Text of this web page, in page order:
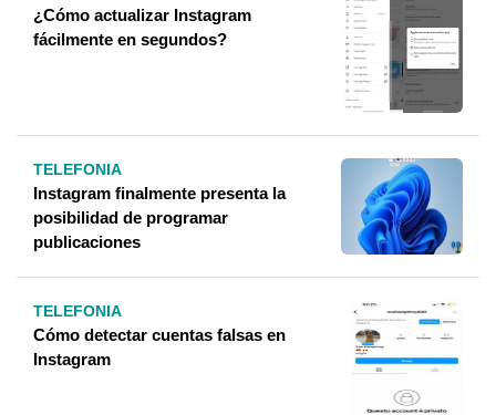
¿Cómo actualizar Instagram
fácilmente en segundos?
TELEFONIA
Instagram finalmente presenta la
posibilidad de programar
publicaciones
TELEFONIA
Cómo detectar cuentas falsas en
Instagram